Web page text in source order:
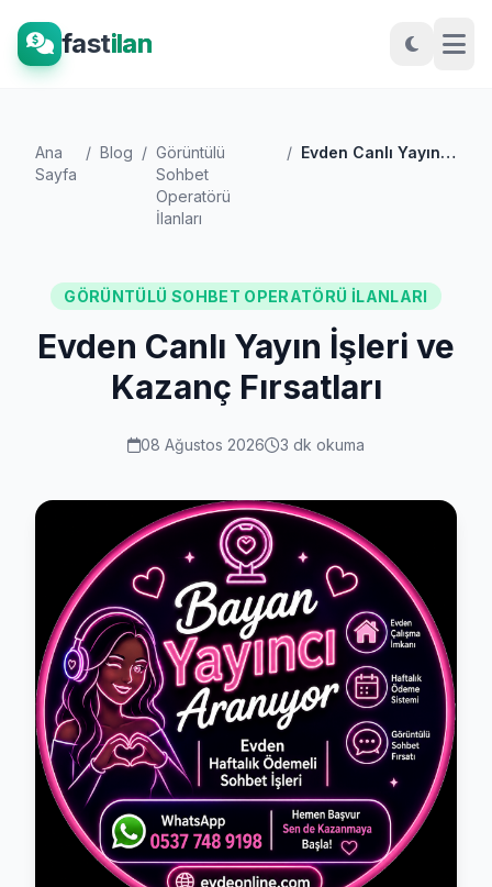
fastilan
Ana
Sayfa
/ Blog / Görüntülü
Sohbet
Operatörü
İlanları
/ Evden Canlı Yayın İşleri ve Kazanç Fırsa...
GÖRÜNTÜLÜ SOHBET OPERATÖRÜ İLANLARI
Evden Canlı Yayın İşleri ve
Kazanç Fırsatları
08 Ağustos 2026 3 dk okuma